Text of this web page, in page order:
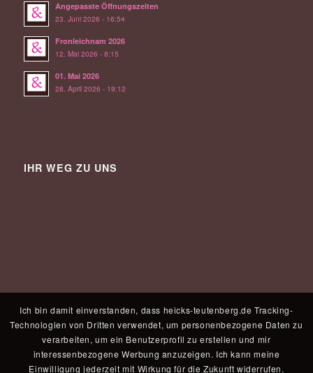
Angepasste Öffnungszeiten
23. Juni 2026 - 16:54
Fronleichnam 2026
12. Mai 2026 - 8:15
01. Mai 2026
28. April 2026 - 19:12
IHR WEG ZU UNS
Ich bin damit einverstanden, dass heicks-teutenberg.de Tracking-
Technologien von Dritten verwendet, um personenbezogene Daten zu
verarbeiten, um ein Benutzerprofil zu erstellen und mir
interessenbezogene Werbung anzuzeigen. Ich kann meine
Einwilligung jederzeit mit Wirkung für die Zukunft widerrufen.